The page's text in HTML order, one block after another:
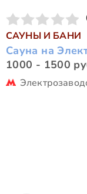
САУНЫ И БАНИ
Сауна на
1000 - 1500